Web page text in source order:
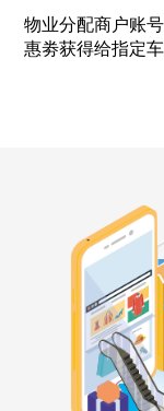
物业分配商户账
惠劵获得给指定